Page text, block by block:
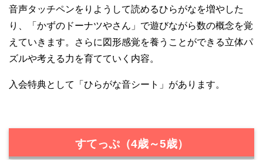
音声タッチペンをりようして読めるひらがなを増やした
り、「かずのドーナツやさん」で遊びながら数の概念を覚
えていきます。さらに図形感覚を養うことができる立体パ
ズルや考える力を育てていく内容。
入会特典として「ひらがな音シート」があります。
すてっぷ（4歳～5歳）